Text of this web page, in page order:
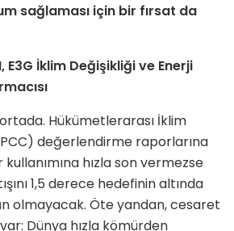
sağlaması için bir fırsat da
E3G İklim Değişikliği ve Enerji
Hükümetlerarası İklim
değerlendirme raporlarına
hızla son vermezse
1,5 derece hedefinin altında
olmayacak. Öte yandan, cesaret
Dünya hızla kömürden